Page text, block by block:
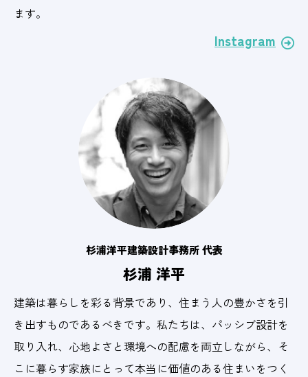
ます。
Instagram
杉浦洋平建築設計事務所 代表
杉浦 洋平
建築は暮らしを彩る背景であり、住まう人の豊かさを引
き出すものであるべきです。私たちは、パッシブ設計を
取り入れ、心地よさと環境への配慮を両立しながら、そ
こに暮らす家族にとって本当に価値のある住まいをつく